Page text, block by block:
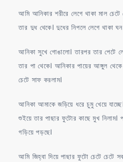
আমি আনিকার শরীরে লেগে থাকা মাল
তার দুধ থেকে। দুধের নিপলে লেগে থাকা ঘন
আনিকা সুখে গোঙালো। তারপর তার পেটে
তার পা থেকে। আনিকার পায়ের আঙ্গুল
চেটে সাফ করলাম।
আনিকা আমাকে জড়িয়ে ধরে চুমু খেয়ে
শুইয়ে তার পাছার ফুটোর কাছে মুখ নিলাম।
গড়িয়ে পড়ছে।
আমি জিহ্বা দিয়ে পাছার ফুটো চেটে চেটে